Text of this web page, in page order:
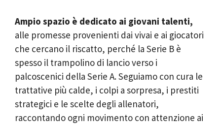
Ampio spazio è dedicato ai giovani talenti,
alle promesse provenienti dai vivai e ai giocatori
che cercano il riscatto, perché la Serie B è
spesso il trampolino di lancio verso i
palcoscenici della Serie A. Seguiamo con cura le
trattative più calde, i colpi a sorpresa, i prestiti
strategici e le scelte degli allenatori,
raccontando ogni movimento con attenzione ai